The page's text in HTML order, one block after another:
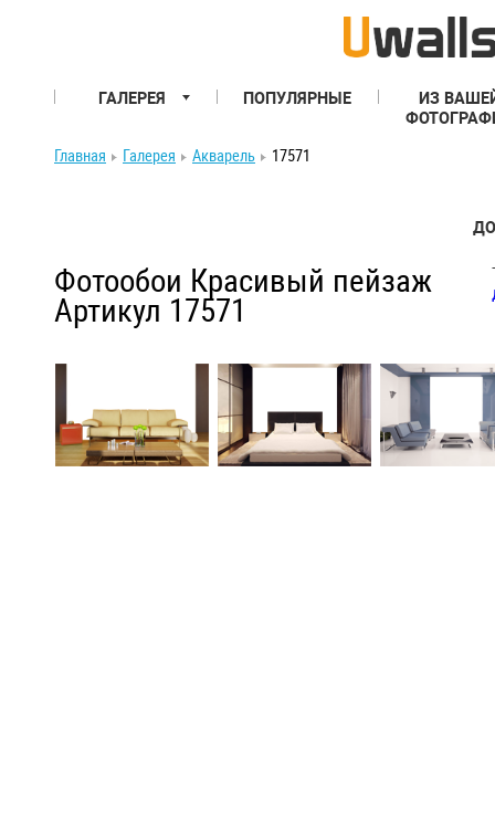
ГАЛЕРЕЯ ПОПУЛЯРНЫЕ
ИЗ
Главная
Галерея Акварель 17571
Фотообои Красивый пейзаж
Артикул 17571